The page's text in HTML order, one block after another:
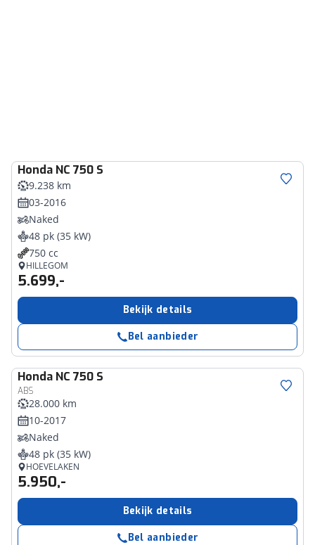
Honda NC 750 S
9.238 km
03-2016
Naked
48 pk (35 kW)
750 cc
HILLEGOM
5.699,-
Bekijk details
Bel aanbieder
Honda NC 750 S
ABS
28.000 km
10-2017
Naked
48 pk (35 kW)
HOEVELAKEN
5.950,-
Bekijk details
Bel aanbieder